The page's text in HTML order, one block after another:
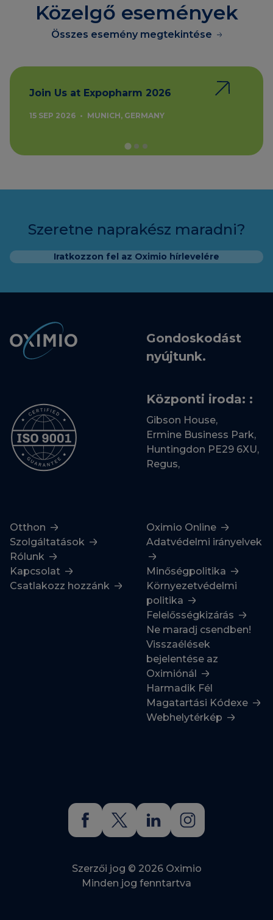
Közelgő események
Összes esemény megtekintése
Join Us at Expopharm 2026
15 SEP 2026 • MUNICH, GERMANY
Szeretne naprakész maradni?
Iratkozzon fel az Oximio hírlevelére
Szerzői jog © 2026 Oximio
Minden jog fenntartva
Gondoskodást
nyújtunk.
Központi iroda: :
Gibson House,
Ermine Business Park,
Huntingdon PE29 6XU,
Regus,
Otthon
Szolgáltatások
Rólunk
Kapcsolat
Csatlakozz hozzánk
Oximio Online
Adatvédelmi irányelvek
Minőségpolitika
Környezetvédelmi
politika
Felelősségkizárás
Ne maradj csendben!
Visszaélések
bejelentése az
Oximiónál
Harmadik Fél
Magatartási Kódexe
Webhelytérkép